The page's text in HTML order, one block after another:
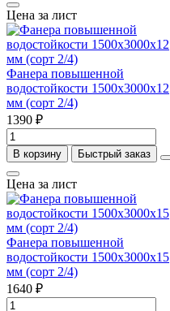
Цена за лист
Фанера повышенной
водостойкости 1500х3000х12
мм (сорт 2/4)
1390 ₽
В корзину Быстрый заказ
Цена за лист
Фанера повышенной
водостойкости 1500х3000х15
мм (сорт 2/4)
1640 ₽